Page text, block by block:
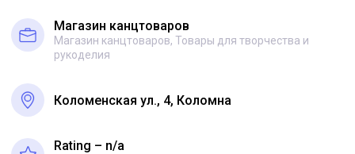
Магазин канцтоваров
Магазин канцтоваров, Товары для творчества и
рукоделия
Коломенская ул., 4, Коломна
Rating – n/a